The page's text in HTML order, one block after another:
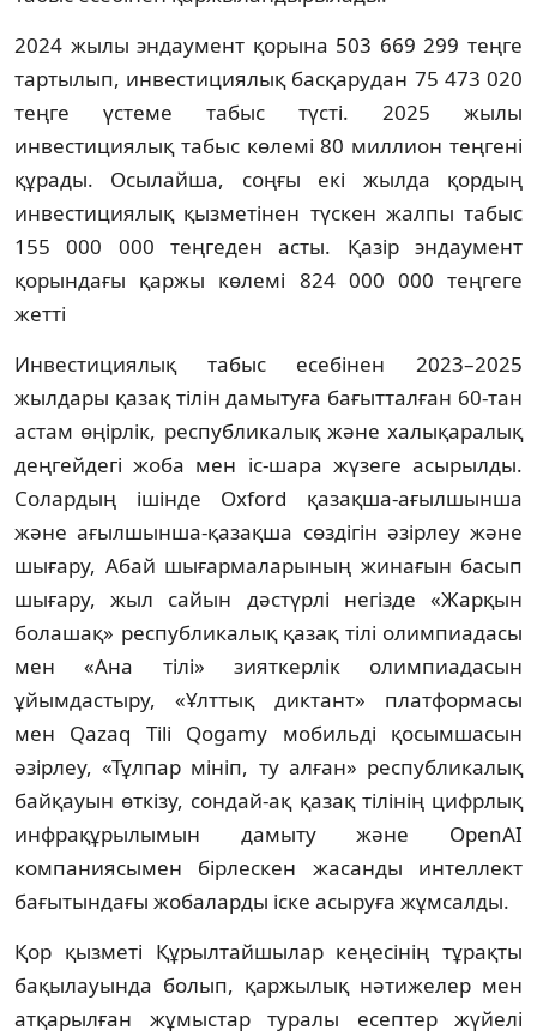
2024 жылы эндаумент қорына 503 669 299 теңге
тартылып, инвестициялық басқарудан 75 473 020
теңге үстеме табыс түсті. 2025 жылы
инвестициялық табыс көлемі 80 миллион теңгені
құрады. Осылайша, соңғы екі жылда қордың
инвестициялық қызметінен түскен жалпы табыс
155 000 000 теңгеден асты. Қазір эндаумент
қорындағы қаржы көлемі 824 000 000 теңгеге
жетті
Инвестициялық табыс есебінен 2023–2025
жылдары қазақ тілін дамытуға бағытталған 60-тан
астам өңірлік, республикалық және халықаралық
деңгейдегі жоба мен іс-шара жүзеге асырылды.
Солардың ішінде Oxford қазақша-ағылшынша
және ағылшынша-қазақша сөздігін әзірлеу және
шығару, Абай шығармаларының жинағын басып
шығару, жыл сайын дәстүрлі негізде «Жарқын
болашақ» республикалық қазақ тілі олимпиадасы
мен «Ана тілі» зияткерлік олимпиадасын
ұйымдастыру, «Ұлттық диктант» платформасы
мен Qazaq Tili Qogamy мобильді қосымшасын
әзірлеу, «Тұлпар мініп, ту алған» республикалық
байқауын өткізу, сондай-ақ қазақ тілінің цифрлық
инфрақұрылымын дамыту және OpenAI
компаниясымен бірлескен жасанды интеллект
бағытындағы жобаларды іске асыруға жұмсалды.
Қор қызметі Құрылтайшылар кеңесінің тұрақты
бақылауында болып, қаржылық нәтижелер мен
атқарылған жұмыстар туралы есептер жүйелі